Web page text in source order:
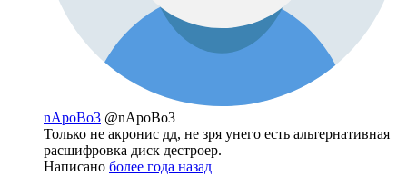
nApoBo3 @nApoBo3
Только не акронис дд, не зря унего есть альтернативная
расшифровка диск дестроер.
Написано более года назад